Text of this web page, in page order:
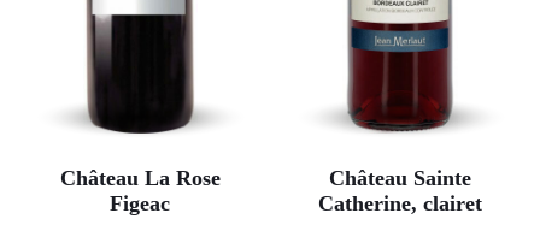
Château La Rose
Figeac
Château Sainte
Catherine, clairet